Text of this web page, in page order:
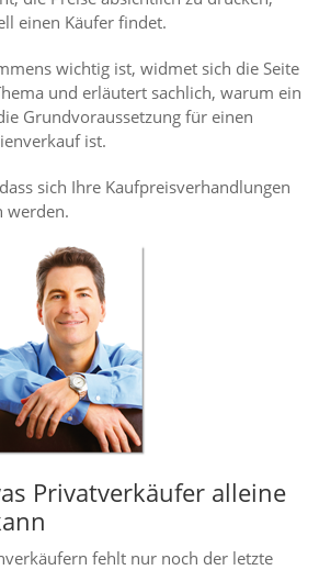
einen Käufer findet.
wichtig ist, widmet sich die Seite
und erläutert sachlich, warum ein
Grundvoraussetzung für einen
ist.
sich Ihre Kaufpreisverhandlungen
werden.
Privatverkäufer alleine
fehlt nur noch der letzte